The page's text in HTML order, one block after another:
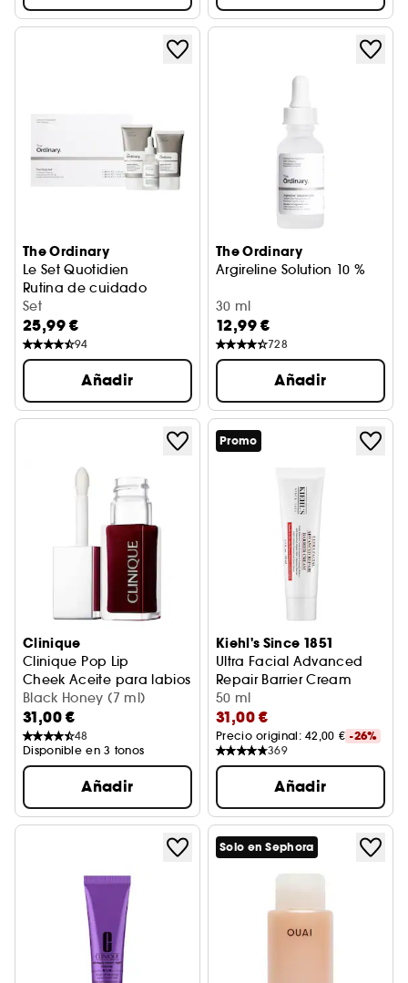
The Ordinary
Le Set Quotidien
Rutina de cuidado
Set
25,99 €
94
Añadir
The Ordinary
Argireline Solution 10 %
30 ml
12,99 €
728
Añadir
Clinique
Clinique Pop Lip
Cheek Aceite para labios y mejillas
Black Honey (7 ml)
31,00 €
48
Disponible en 3 tonos
Añadir
Promo
Kiehl's Since 1851
Ultra Facial Advanced
Repair Barrier Cream
Crema Reparadora Y
50 ml
31,00 €
Precio original: 42,00 € -26%
369
Añadir
Solo en Sephora